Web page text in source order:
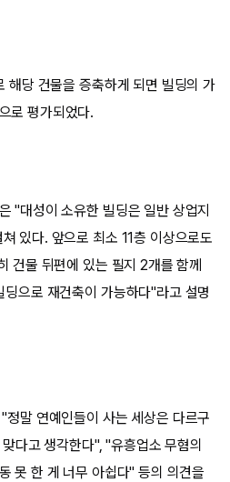
해당 건물을 증축하게 되면 빌딩의 가
로 평가되었다.
"대성이 소유한 빌딩은 일반 상업지
있다. 앞으로 최소 11층 이상으로도
건물 뒤편에 있는 필지 2개를 함께
으로 재건축이 가능하다"라고 설명
정말 연예인들이 사는 세상은 다르구
다고 생각한다", "유흥업소 무혐의
못 한 게 너무 아쉽다" 등의 의견을